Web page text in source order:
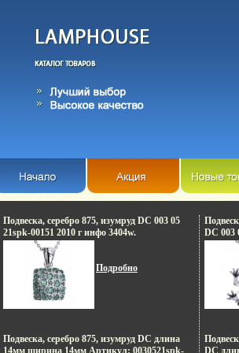
Подвеска, серебро 875, изумруд DC 003 05
21spk-00151 2010 г инфо 3404w.
Подробно
Подвеска, серебро 875, изумруд DC длина
14мм ширина 14мм Артикул: 0030521spk-
DC 003
DC